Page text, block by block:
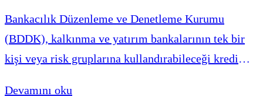
Bankacılık Düzenleme ve Denetleme Kurumu
(BDDK), kalkınma ve yatırım bankalarının tek bir
kişi veya risk gruplarına kullandırabileceği kredi
Devamını oku